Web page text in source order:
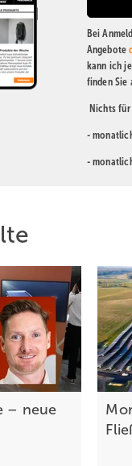
Bei
Angebote
kann ich
finden Sie
Nichts
-
-
– neue